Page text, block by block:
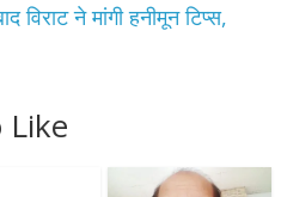
विराट ने मांगी हनीमून टिप्स,
Like